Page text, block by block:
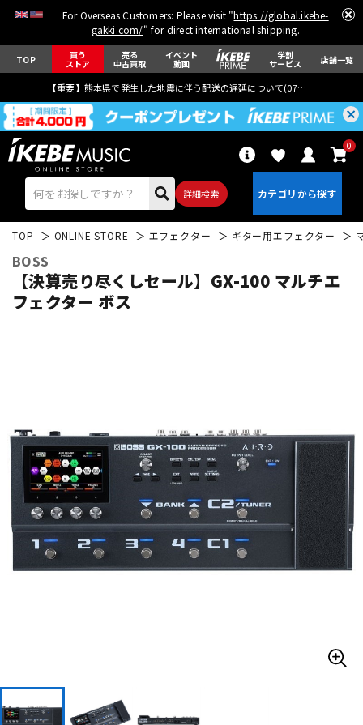
For Overseas Customers: Please visit "https://global.ikebe-
gakki.com/" for direct international shipping.
TOP 買う
ストア
売る
中古買取
イベント
動画
学割
サービス 店舗一覧
【重要】熊本県で発生した地震に伴う配送の遅延について(07月29日
詳細検索
0
ドラム パーカッション
キーボード 電子ピアノ
管楽器 その他楽器
TOP ONLINE STORE エフェクター ギター用エフェクター
BOSS
【決算売り尽くしセール】GX-100 マルチエ
フェクター ボス